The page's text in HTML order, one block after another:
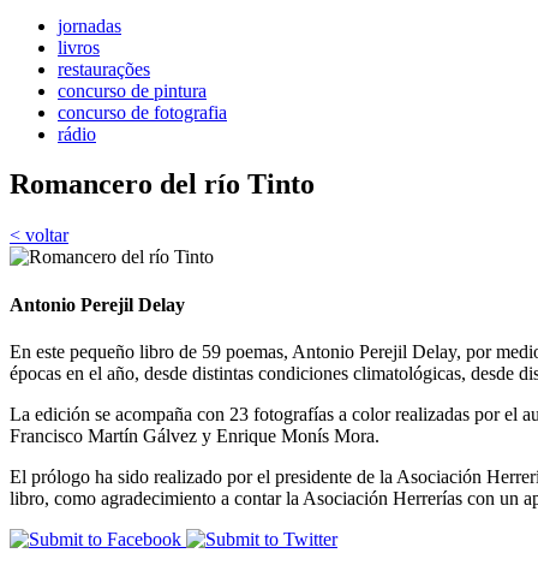
jornadas
livros
restaurações
concurso de pintura
concurso de fotografia
rádio
Romancero del río Tinto
< voltar
Antonio Perejil Delay
En este pequeño libro de 59 poemas, Antonio Perejil Delay, por
épocas en el año, desde distintas condiciones climatológicas, desde
La edición se acompaña con 23 fotografías a color realizadas por el
Francisco Martín Gálvez y Enrique Monís Mora.
El prólogo ha sido realizado por el presidente de la Asociación
libro, como agradecimiento a contar la Asociación Herrerías con un